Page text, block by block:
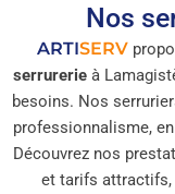
Nos
ARTISERV
serrurerieà
besoins. Nos
professionnalisme,
Découvrez nos
et tarifs attractifs,